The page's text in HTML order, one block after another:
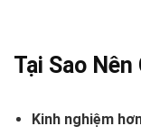
Tại Sao
Kinh nghiệm